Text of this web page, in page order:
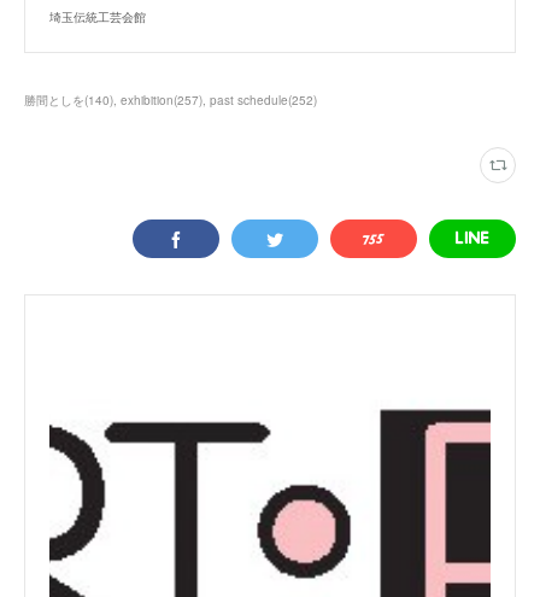
埼玉伝統工芸会館
勝間としを(140) exhibition(257) past schedule(252)